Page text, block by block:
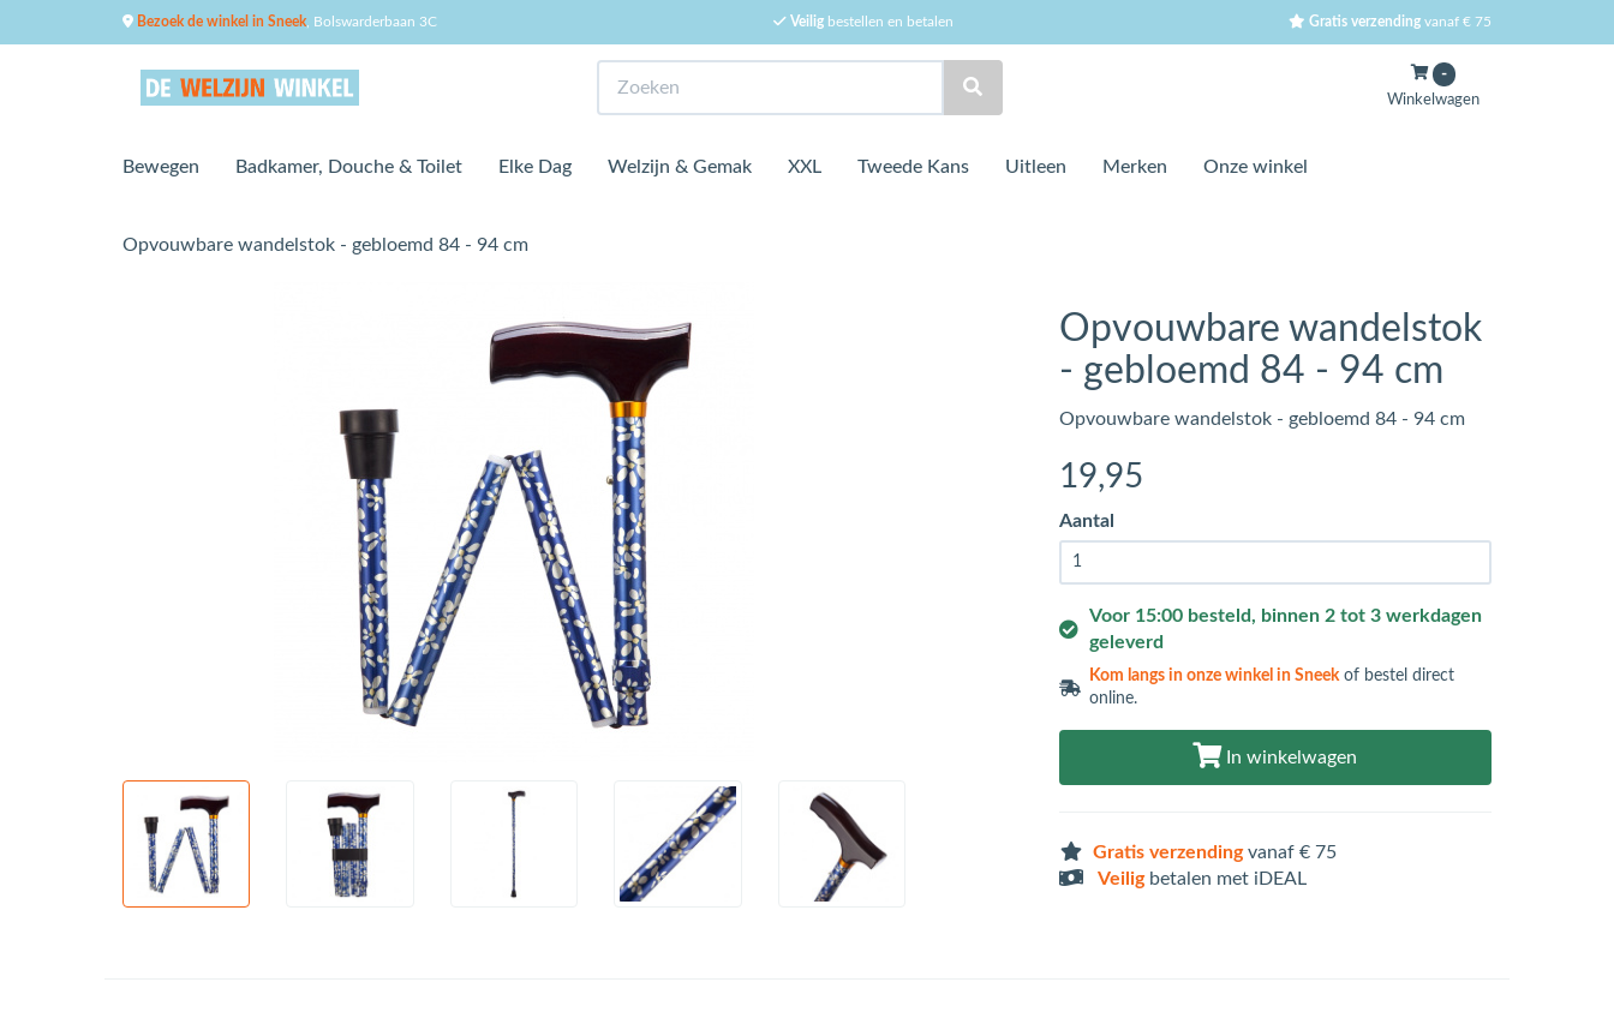
Bezoek de winkel in Sneek , Bolswarderbaan 3C Veiligbestellen en betalen Gratis verzending vanaf € 75
-
Winkelwagen
Bewegen Badkamer, Douche & Toilet Elke Dag Welzijn & Gemak XXL Tweede Kans Uitleen Merken Onze winkel
Opvouwbare wandelstok - gebloemd 84 - 94 cm
Opvouwbare wandelstok
- gebloemd 84 - 94 cm
Opvouwbare wandelstok - gebloemd 84 - 94 cm
19,95
Aantal
Voor 15:00 besteld, binnen 2 tot 3 werkdagen
geleverd
Kom langs in onze winkel in Sneekof bestel direct
online.
In winkelwagen
Gratis verzendingvanaf € 75
Veiligbetalen met iDEAL